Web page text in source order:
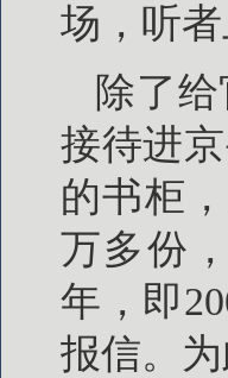
场，听
除了
接待进
的书柜
万多份
年，即
报信。